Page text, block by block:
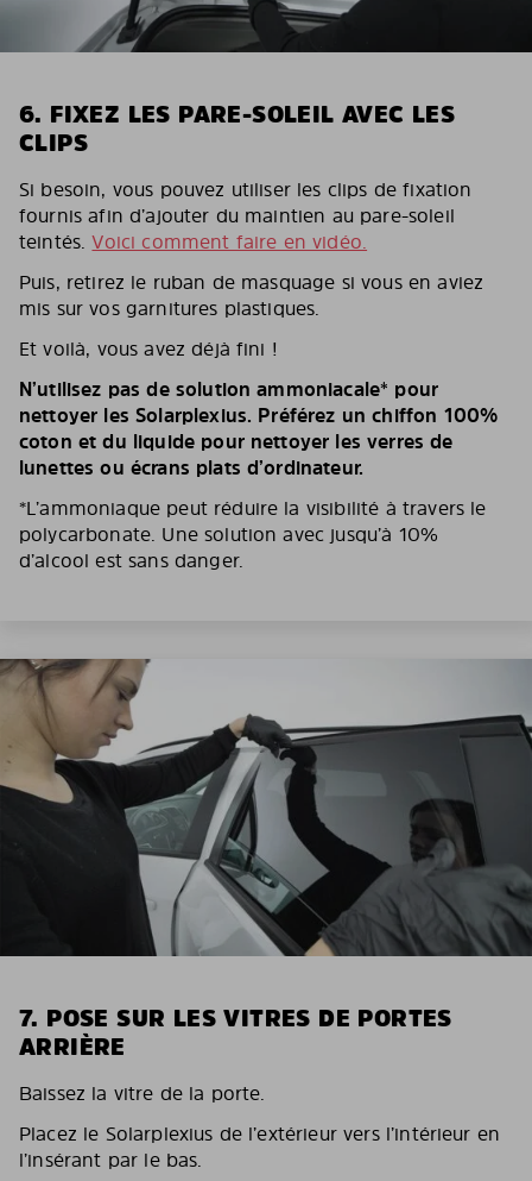
6. FIXEZ LES PARE-SOLEIL AVEC LES
CLIPS
Si besoin, vous pouvez utiliser les clips de fixation
fournis afin d’ajouter du maintien au pare-soleil
teintés.Voici comment faire en vidéo.
Puis, retirez le ruban de masquage si vous en aviez
mis sur vos garnitures plastiques.
Et voilà, vous avez déjà fini !
N’utilisez pas de solution ammoniacale* pour
nettoyer les Solarplexius. Préférez un chiffon 100%
coton et du liquide pour nettoyer les verres de
lunettes ou écrans plats d’ordinateur.
*L’ammoniaque peut réduire la visibilité à travers le
polycarbonate. Une solution avec jusqu’à 10%
d’alcool est sans danger.
7. POSE SUR LES VITRES DE PORTES
ARRIÈRE
Baissez la vitre de la porte.
Placez le Solarplexius de l’extérieur vers l’intérieur en
l’insérant par le bas.